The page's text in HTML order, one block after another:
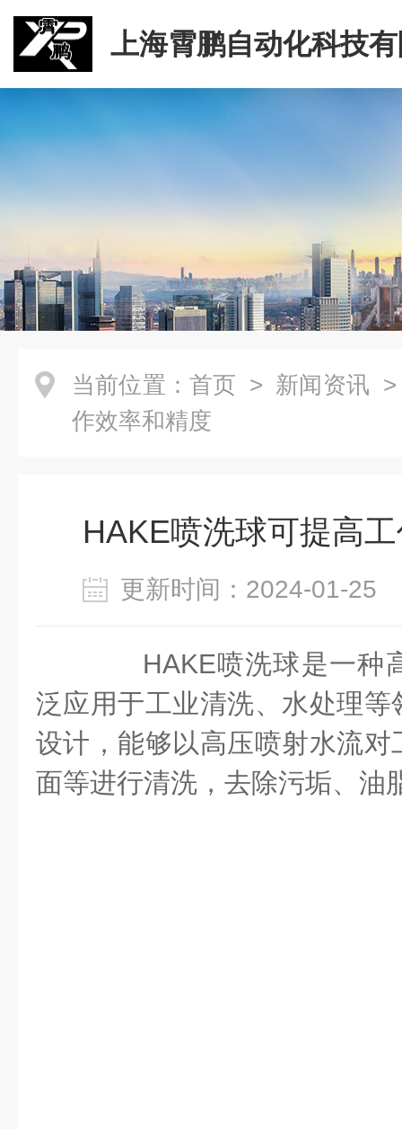
上海霄鹏自动化科技
当前位置： 首页 > 新闻资讯
作效率和精度
HAKE喷洗球可提高
更新时间：2024-01-
HAKE喷洗球是一种
泛应用于工业清洗、水处理
设计，能够以高压喷射水流
面等进行清洗，去除污垢、油